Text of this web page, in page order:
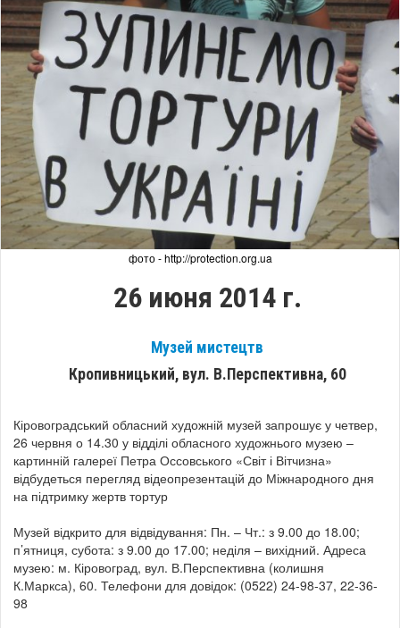
фото - http://protection.org.ua
26 июня 2014 г.
Музей мистецтв
Кропивницький, вул. В.Перспективна, 60
Кіровоградський обласний художній музей запрошує у четвер,
26 червня о 14.30 у відділі обласного художнього музею –
картинній галереї Петра Оссовського «Світ і Вітчизна»
відбудеться перегляд відеопрезентацій до Міжнародного дня
на підтримку жертв тортур
Музей відкрито для відвідування: Пн. – Чт.: з 9.00 до 18.00;
п’ятниця, субота: з 9.00 до 17.00; неділя – вихідний. Адреса
музею: м. Кіровоград, вул. В.Перспективна (колишня
К.Маркса), 60. Телефони для довідок: (0522) 24-98-37, 22-36-
98